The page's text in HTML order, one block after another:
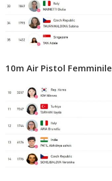
10m Air Pistol Femminile